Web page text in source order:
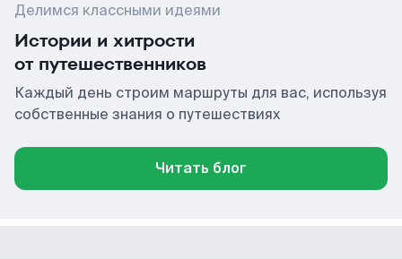
Делимся классными идеями
Истории и хитрости
от путешественников
Каждый день строим маршруты для вас, используя
собственные знания о путешествиях
Читать блог